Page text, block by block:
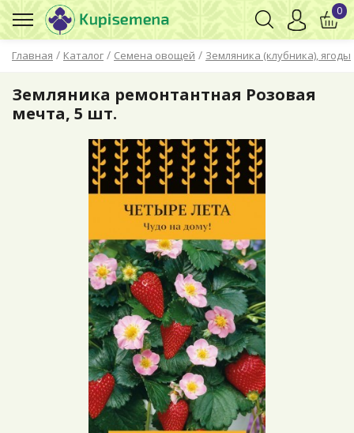
Главная / Каталог / Семена овощей / Земляника (клубника), ягоды
0
Земляника ремонтантная Розовая
мечта, 5 шт.